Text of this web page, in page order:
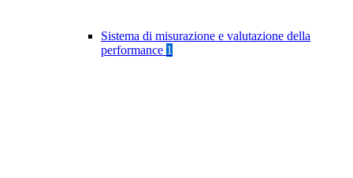
Sistema di misurazione e valutazione della
performance 1